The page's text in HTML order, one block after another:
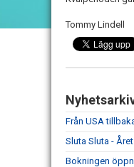
Tommy Lindell
Från USA
Sluta Sluta -
Bokningen